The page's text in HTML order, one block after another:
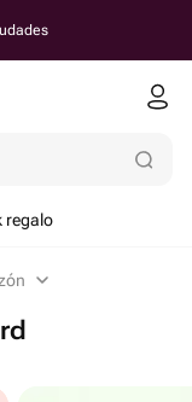
regalo